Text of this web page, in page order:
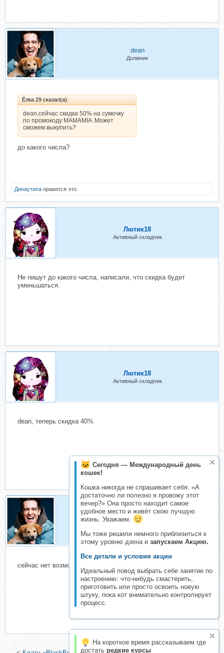
Сегодня — Международный день
кошек!
Кошка никогда не спрашивает себя: «А
достаточно ли полезно я провожу этот
вечер?» Она просто находит самое
удобное место и живёт свою лучшую
жизнь. Уважаем.
Мы тоже решили немного приблизиться к
этому уровню дзена и запускаем Акцию.
Все детали и условия акции
Идеальный повод выбрать себе занятие по
настроению: что-нибудь смастерить,
приготовить или просто освоить новую
штуку, пока кот внимательно контролирует
процесс.
На короткое время рассказываем где
достать редкие курсы
dean
Должник
Ёлка 29 сказал(а):
dean,сейчас скидка 50% на сумочку
по промокоду MAMAMIA .Может
сможем выкупить?
до какого числа?
Динаутипа нравится это.
Лютик18
Активный складчик
Не пишут до какого числа, написали, что скидка будет
уменьшаться.
Лютик18
Активный складчик
dean, теперь скидка 40%
dean
Должник
сейчас нет возможности